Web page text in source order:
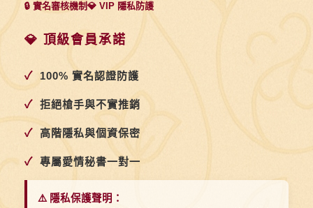
🔒 實名審核機制💎 VIP 隱私防護
💎 頂級會員承諾
✓ 100% 實名認證防護
✓ 拒絕槍手與不實推銷
✓ 高階隱私與個資保密
✓ 專屬愛情秘書一對一
⚠️ 隱私保護聲明：